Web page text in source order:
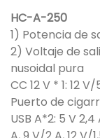
HC-A-250
1) Potencia de
2) Voltaje de
nusoidal pura
CC 12 V * 1: 12 V/
Puerto de
USB A*2: 5 V 2,4